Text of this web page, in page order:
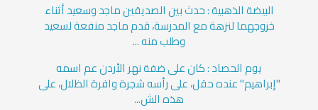
البيضة الذهبية : حدث بين الصديقين ماجد وسعيد أثناء
خروجهما لنزهة مع المدرسة، قدم ماجد منفعة لسعيد
وطلب منه ...
يوم الحصاد : كان على ضفة نهر الأردن عم اسمه
"إبراهيم" عنده حقل، على رأسه شجرة وافرة الظلال، على
هذه الش...